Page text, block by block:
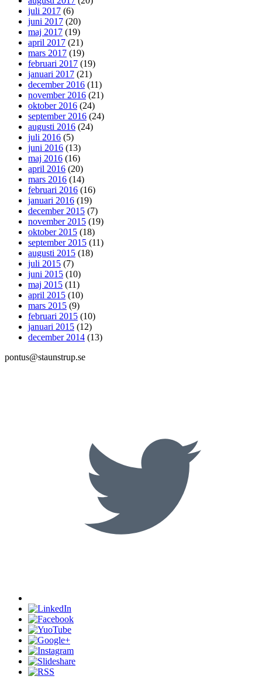
juli 2017 (6)
juni 2017 (20)
maj 2017 (19)
april 2017 (21)
mars 2017 (19)
februari 2017 (19)
januari 2017 (21)
december 2016 (11)
november 2016 (21)
oktober 2016 (24)
september 2016 (24)
augusti 2016 (24)
juli 2016 (5)
juni 2016 (13)
maj 2016 (16)
april 2016 (20)
mars 2016 (14)
februari 2016 (16)
januari 2016 (19)
december 2015 (7)
november 2015 (19)
oktober 2015 (18)
september 2015 (11)
augusti 2015 (18)
juli 2015 (7)
juni 2015 (10)
maj 2015 (11)
april 2015 (10)
mars 2015 (9)
februari 2015 (10)
januari 2015 (12)
december 2014 (13)
pontus@staunstrup.se